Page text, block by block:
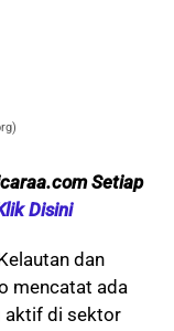
Setiap
Disini
dan
mencatat ada
aktif di sektor